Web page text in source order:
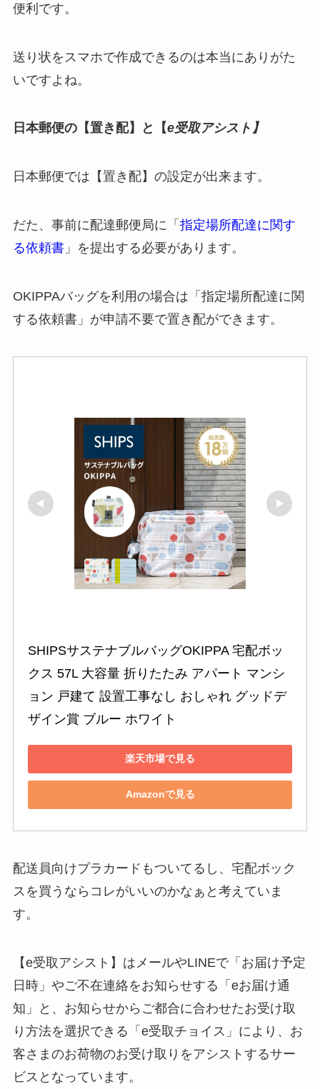
便利です。
送り状をスマホで作成できるのは本当にありがた
いですよね。
日本郵便の【置き配】と【e受取アシスト】
日本郵便では【置き配】の設定が出来ます。
だた、事前に配達郵便局に「 指定場所配達に関す
る依頼書」を提出する必要があります。
OKIPPAバッグを利用の場合は「指定場所配達に関
する依頼書」が申請不要で置き配ができます。
SHIPSサステナブルバッグOKIPPA 宅配ボッ
クス 57L 大容量 折りたたみ アパート マンシ
ョン 戸建て 設置工事なし おしゃれ グッドデ
ザイン賞 ブルー ホワイト
楽天市場で見る
Amazonで見る
配送員向けプラカードもついてるし、宅配ボック
スを買うならコレがいいのかなぁと考えていま
す。
【e受取アシスト】はメールやLINEで「お届け予定
日時」やご不在連絡をお知らせする「eお届け通
知」と、お知らせからご都合に合わせたお受け取
り方法を選択できる「e受取チョイス」により、お
客さまのお荷物のお受け取りをアシストするサー
ビスとなっています。